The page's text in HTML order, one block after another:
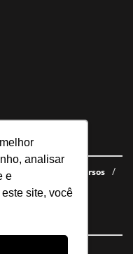
analisar
e
site, você
gratuitos
Cursos